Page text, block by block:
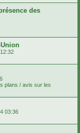
des
plans / avis sur les
03:36